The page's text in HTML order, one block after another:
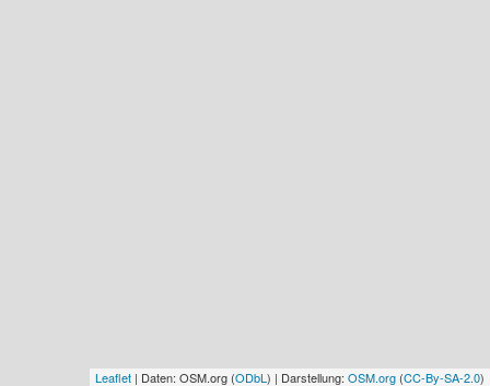
Leaflet | Daten: OSM.org (ODbL ) | Darstellung: OSM.org (CC-By-SA-2.0)